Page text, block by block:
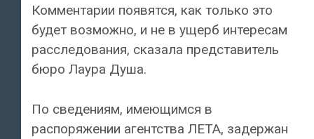
Комментарии появятся, как только это
будет возможно, и не в ущерб интересам
расследования, сказала представитель
бюро Лаура Душа.
По сведениям, имеющимся в
распоряжении агентства ЛЕТА, задержан